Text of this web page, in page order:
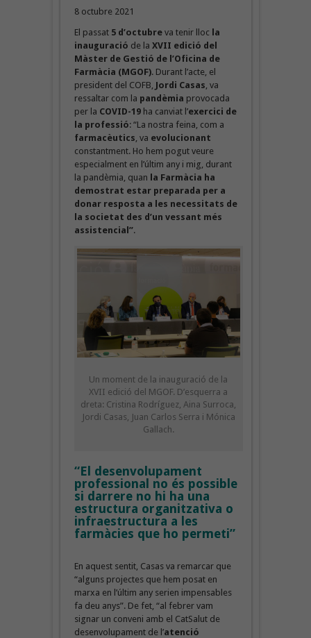
8 octubre 2021
El passat 5 d’octubreva tenir lloc la
inauguració de la XVII edició del
Màster de Gestió de l’Oficina de
Farmàcia (MGOF). Durant l’acte, el
president del COFB, Jordi Casas , va
ressaltar com la pandèmia provocada
per la COVID-19ha canviat l’exercici de
la professió: “La nostra feina, com a
farmacèutics , va evolucionant
constantment. Ho hem pogut veure
especialment en l’últim any i mig, durant
la pandèmia, quan la Farmàcia ha
demostrat estar preparada per a
donar resposta a les necessitats de
la societat des d’un vessant més
assistencial”.
Un moment de la inauguració de la
XVII edició del MGOF. D’esquerra a
dreta: Cristina Rodríguez, Aina Surroca,
Jordi Casas, Juan Carlos Serra i Mónica
Gallach.
“El desenvolupament
professional no és possible
si darrere no hi ha una
estructura organitzativa o
infraestructura a les
farmàcies que ho permeti”
En aquest sentit, Casas va remarcar que
“alguns projectes que hem posat en
marxa en l’últim any serien impensables
fa deu anys”. De fet, “al febrer vam
signar un conveni amb el CatSalut de
desenvolupament de l’atenció